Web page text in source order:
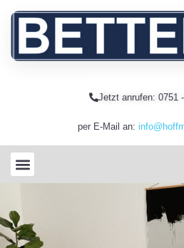
Jetzt anrufen: 0751
per E-Mail an: